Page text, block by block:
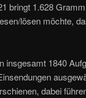
bringt 1.628
lösen möchte,
insgesamt 1840
dabei